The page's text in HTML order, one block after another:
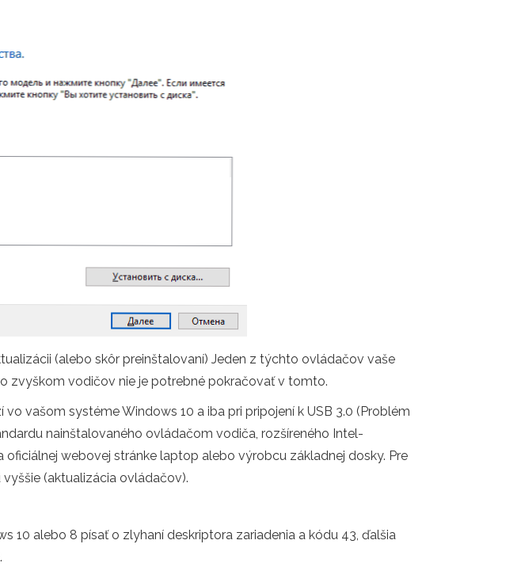
(alebo skôr preinštalovaní) Jeden z týchto ovládačov vaše
zvyškom vodičov nie je potrebné pokračovať v tomto.
vašom systéme Windows 10 a iba pri pripojení k USB 3.0 (Problém
nainštalovaného ovládačom vodiča, rozšíreného Intel-
webovej stránke laptop alebo výrobcu základnej dosky. Pre
(aktualizácia ovládačov).
alebo 8 písať o zlyhaní deskriptora zariadenia a kódu 43, ďalšia